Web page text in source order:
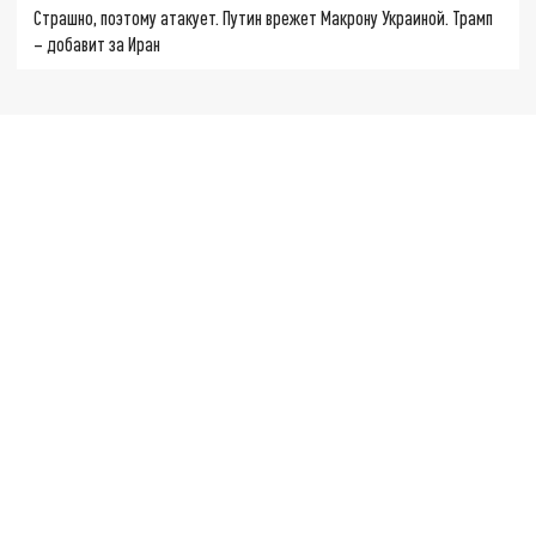
Страшно, поэтому атакует. Путин врежет Макрону Украиной. Трамп
– добавит за Иран